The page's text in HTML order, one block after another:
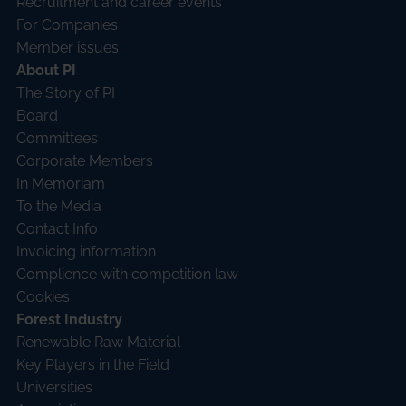
For Companies
Member issues
About PI
The Story of PI
Board
Committees
Corporate Members
In Memoriam
To the Media
Contact Info
Invoicing information
Complience with competition law
Cookies
Forest Industry
Renewable Raw Material
Key Players in the Field
Universities